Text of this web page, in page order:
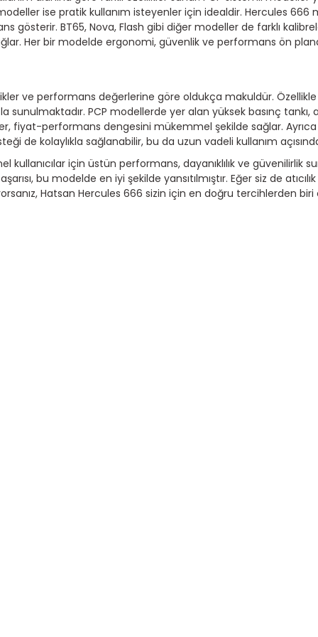
ise pratik kullanım isteyenler için idealdir. Hercules 666
gösterir. BT65, Nova, Flash gibi diğer modeller de farklı
Her bir modelde ergonomi, güvenlik ve performans ön
ve performans değerlerine göre oldukça makuldür.
sunulmaktadır. PCP modellerde yer alan yüksek basınç
fiyat-performans dengesini mükemmel şekilde sağlar. Ayrıca
de kolaylıkla sağlanabilir, bu da uzun vadeli kullanım
kullanıcılar için üstün performans, dayanıklılık ve güvenilirlik
bu modelde en iyi şekilde yansıtılmıştır. Eğer siz de
Hatsan Hercules 666 sizin için en doğru tercihlerden biri